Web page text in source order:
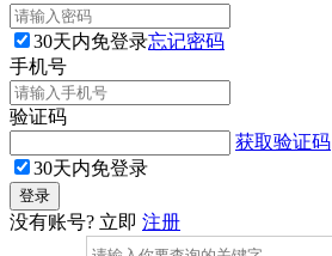
30天内免登录忘记密码
手机号
验证码
获取验证码
30天内免登录
没有账号? 立即 注册